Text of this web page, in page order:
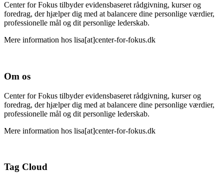
Center for Fokus tilbyder evidensbaseret rådgivning, kurser og
foredrag, der hjælper dig med at balancere dine personlige værdier,
professionelle mål og dit personlige lederskab.
Mere information hos lisa[at]center-for-fokus.dk
Om os
Center for Fokus tilbyder evidensbaseret rådgivning, kurser og
foredrag, der hjælper dig med at balancere dine personlige værdier,
professionelle mål og dit personlige lederskab.
Mere information hos lisa[at]center-for-fokus.dk
Tag Cloud